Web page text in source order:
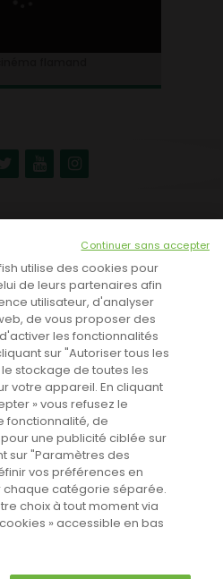
Plume
Go to the theme options
utilise des cookies pour
de leurs partenaires afin
utilisateur, d'analyser
de vous proposer des
les fonctionnalités
sur "Autoriser tous les
stockage de toutes les
votre appareil. En cliquant
» vous refusez le
fonctionnalité, de
une publicité ciblée sur
sur "Paramètres des
vos préférences en
catégorie séparée.
choix à tout moment via
» accessible en bas
Continuer sans accepter